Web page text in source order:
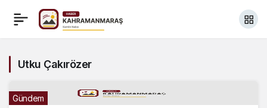
Utku Çakırözer
Gündem